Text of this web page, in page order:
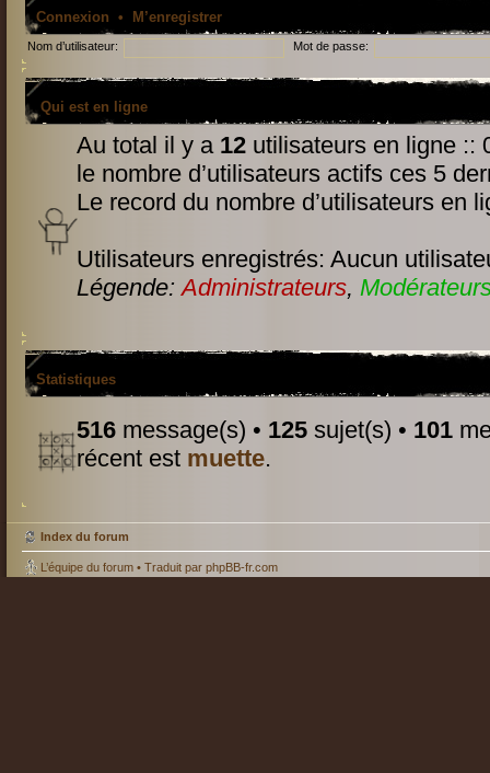
Connexion • M’enregistrer
Nom d’utilisateur: Mot de passe:
Qui est en ligne
Au total il y a 12 utilisateurs en ligne ::
le nombre d’utilisateurs actifs ces 5
Le record du nombre d’utilisateurs en
Utilisateurs enregistrés: Aucun
Légende:Administrateurs,
Statistiques
516 message(s) • 125 sujet(s) • 101
récent est muette.
Index du forum
L’équipe du forum • Traduit par phpBB-fr.com